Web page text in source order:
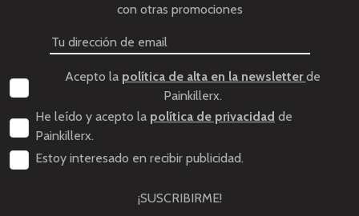
con otras promociones
Acepto la política de alta en la newsletterde
Painkillerx.
He leído y acepto la política de privacidad de
Painkillerx.
Estoy interesado en recibir publicidad.
¡SUSCRIBIRME!